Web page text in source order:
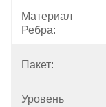
Материал
Ребра:
Пакет:
Уровень